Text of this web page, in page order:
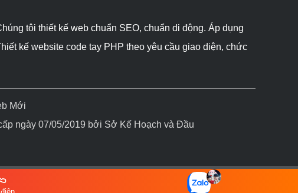
tôi thiết kế web chuẩn SEO, chuẩn di động. Áp dụng
kế website code tay PHP theo yêu cầu giao diện, chức
Mới
ngày 07/05/2019 bởi Sở Kế Hoạch và Đầu